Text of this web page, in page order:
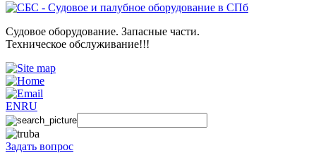
Судовое оборудование. Запасные части.
Техническое обслуживание!!!
ENRU
Задать вопрос